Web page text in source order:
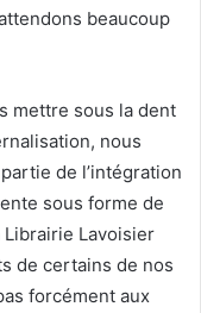
beaucoup
mettre sous la dent
nous
de l’intégration
sous forme de
Librairie Lavoisier
de certains de nos
forcément aux